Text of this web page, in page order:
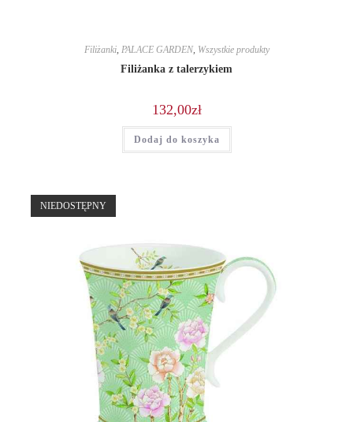
Filiżanki, PALACE GARDEN, Wszystkie produkty
Filiżanka z talerzykiem
132,00zł
Dodaj do koszyka
NIEDOSTĘPNY